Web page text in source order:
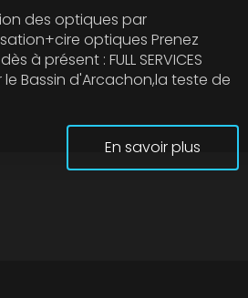
des optiques par
optiques Prenez
à présent : FULL SERVICES
le Bassin d'Arcachon,la teste de
En savoir plus